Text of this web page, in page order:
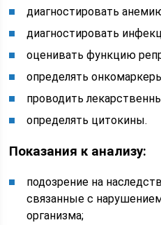
диагностировать
диагностировать
оценивать функцию
определять
проводить
определять цитокины.
Показания к анализу:
подозрение на
связанные с
организма;